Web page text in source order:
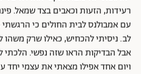
רעידות, הזעות וכאבים בצד שמאל.
עם אמבולנס לבית החולים כי הרגשתי
לב. ניסיתי להכחיש, כאילו שרק משהו
אבל הבדיקות הראו שזה נפשי.